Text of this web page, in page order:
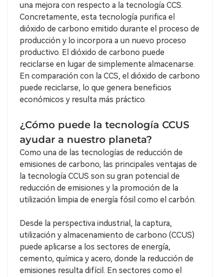
una mejora con respecto a la tecnología CCS.
Concretamente, esta tecnología purifica el
dióxido de carbono emitido durante el proceso de
producción y lo incorpora a un nuevo proceso
productivo. El dióxido de carbono puede
reciclarse en lugar de simplemente almacenarse.
En comparación con la CCS, el dióxido de carbono
puede reciclarse, lo que genera beneficios
económicos y resulta más práctico.
¿Cómo puede la tecnología CCUS
ayudar a nuestro planeta?
Como una de las tecnologías de reducción de
emisiones de carbono, las principales ventajas de
la tecnología CCUS son su gran potencial de
reducción de emisiones y la promoción de la
utilización limpia de energía fósil como el carbón.
Desde la perspectiva industrial, la captura,
utilización y almacenamiento de carbono (CCUS)
puede aplicarse a los sectores de energía,
cemento, química y acero, donde la reducción de
emisiones resulta difícil. En sectores como el